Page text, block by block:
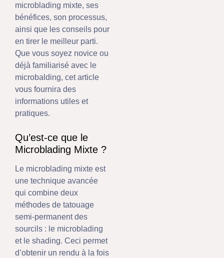
microblading mixte, ses
bénéfices, son processus,
ainsi que les conseils pour
en tirer le meilleur parti.
Que vous soyez novice ou
déjà familiarisé avec le
microbalding, cet article
vous fournira des
informations utiles et
pratiques.
Qu’est-ce que le
Microblading Mixte ?
Le microblading mixte est
une technique avancée
qui combine deux
méthodes de tatouage
semi-permanent des
sourcils : le microblading
et le shading. Ceci permet
d’obtenir un rendu à la fois